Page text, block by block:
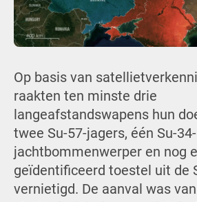
Op basis van
raakten ten minste drie
langeafstandswapens hun
twee Su-57-jagers, één Su-34-
jachtbommenwerper en nog
geïdentificeerd toestel uit de
vernietigd. De aanval was